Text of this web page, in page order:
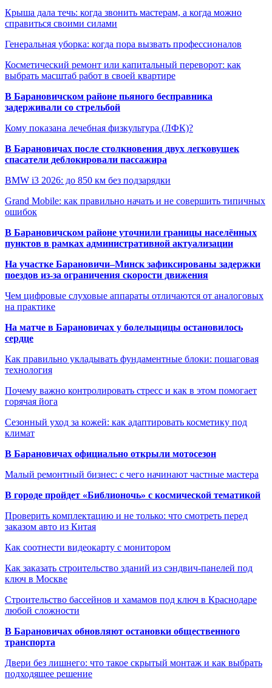
Крыша дала течь: когда звонить мастерам, а когда можно
справиться своими силами
Генеральная уборка: когда пора вызвать профессионалов
Косметический ремонт или капитальный переворот: как
выбрать масштаб работ в своей квартире
В Барановичском районе пьяного бесправника
задерживали со стрельбой
Кому показана лечебная физкультура (ЛФК)?
В Барановичах после столкновения двух легковушек
спасатели деблокировали пассажира
BMW i3 2026: до 850 км без подзарядки
Grand Mobile: как правильно начать и не совершить типичных
ошибок
В Барановичском районе уточнили границы населённых
пунктов в рамках административной актуализации
На участке Барановичи–Минск зафиксированы задержки
поездов из-за ограничения скорости движения
Чем цифровые слуховые аппараты отличаются от аналоговых
на практике
На матче в Барановичах у болельщицы остановилось
сердце
Как правильно укладывать фундаментные блоки: пошаговая
технология
Почему важно контролировать стресс и как в этом помогает
горячая йога
Сезонный уход за кожей: как адаптировать косметику под
климат
В Барановичах официально открыли мотосезон
Малый ремонтный бизнес: с чего начинают частные мастера
В городе пройдет «Библионочь» с космической тематикой
Проверить комплектацию и не только: что смотреть перед
заказом авто из Китая
Как соотнести видеокарту с монитором
Как заказать строительство зданий из сэндвич-панелей под
ключ в Москве
Строительство бассейнов и хамамов под ключ в Краснодаре
любой сложности
В Барановичах обновляют остановки общественного
транспорта
Двери без лишнего: что такое скрытый монтаж и как выбрать
подходящее решение